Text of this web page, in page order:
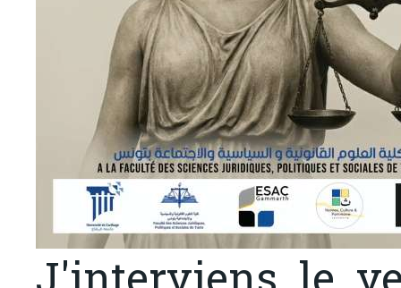
J'interviens le